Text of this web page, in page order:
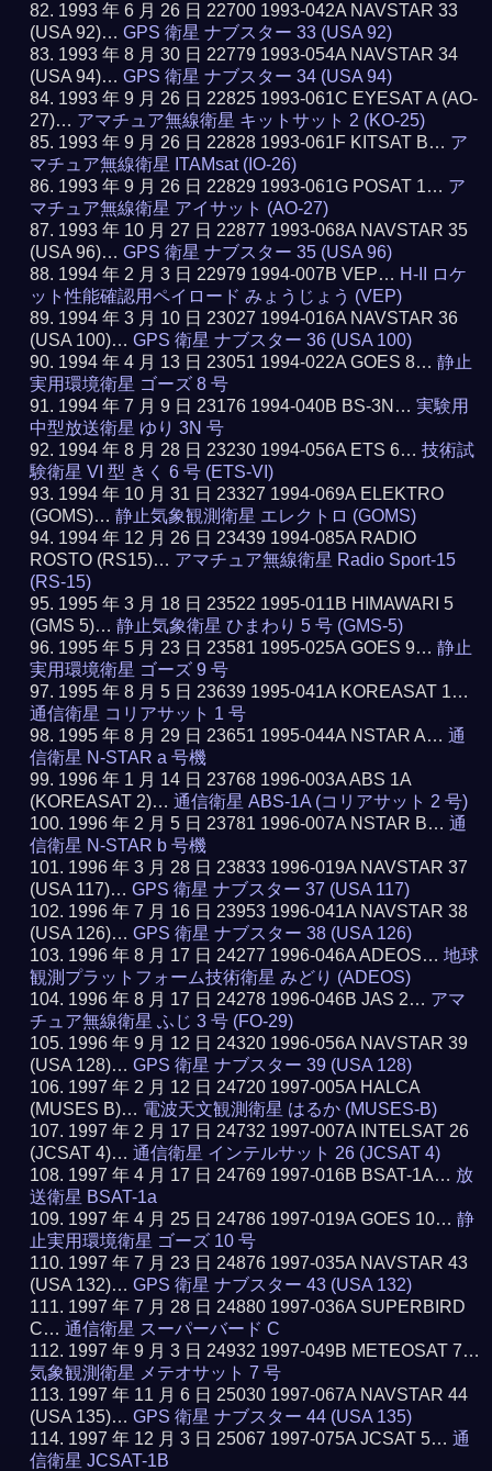
1993 年 6 月 26 日 22700 1993-042A NAVSTAR 33
(USA 92)…GPS 衛星 ナブスター 33 (USA 92)
1993 年 8 月 30 日 22779 1993-054A NAVSTAR 34
(USA 94)…GPS 衛星 ナブスター 34 (USA 94)
1993 年 9 月 26 日 22825 1993-061C EYESAT A (AO-
27)… アマチュア無線衛星 キットサット 2 (KO-25)
1993 年 9 月 26 日 22828 1993-061F KITSAT B… ア
マチュア無線衛星 ITAMsat (IO-26)
1993 年 9 月 26 日 22829 1993-061G POSAT 1… ア
マチュア無線衛星 アイサット (AO-27)
1993 年 10 月 27 日 22877 1993-068A NAVSTAR 35
(USA 96)…GPS 衛星 ナブスター 35 (USA 96)
1994 年 2 月 3 日 22979 1994-007B VEP… H-II ロケ
ット性能確認用ペイロード みょうじょう (VEP)
1994 年 3 月 10 日 23027 1994-016A NAVSTAR 36
(USA 100)…GPS 衛星 ナブスター 36 (USA 100)
1994 年 4 月 13 日 23051 1994-022A GOES 8…静止
実用環境衛星 ゴーズ 8 号
1994 年 7 月 9 日 23176 1994-040B BS-3N…実験用
中型放送衛星 ゆり 3N 号
1994 年 8 月 28 日 23230 1994-056A ETS 6…技術試
験衛星 VI 型 きく 6 号 (ETS-VI)
1994 年 10 月 31 日 23327 1994-069A ELEKTRO
(GOMS)…静止気象観測衛星 エレクトロ (GOMS)
1994 年 12 月 26 日 23439 1994-085A RADIO
ROSTO (RS15)… アマチュア無線衛星 Radio Sport-15
(RS-15)
1995 年 3 月 18 日 23522 1995-011B HIMAWARI 5
(GMS 5)…静止気象衛星 ひまわり 5 号 (GMS-5)
1995 年 5 月 23 日 23581 1995-025A GOES 9…静止
実用環境衛星 ゴーズ 9 号
1995 年 8 月 5 日 23639 1995-041A KOREASAT 1…
通信衛星 コリアサット 1 号
1995 年 8 月 29 日 23651 1995-044A NSTAR A…通
信衛星 N-STAR a 号機
1996 年 1 月 14 日 23768 1996-003A ABS 1A
(KOREASAT 2)…通信衛星 ABS-1A (コリアサット 2 号)
1996 年 2 月 5 日 23781 1996-007A NSTAR B…通
信衛星 N-STAR b 号機
1996 年 3 月 28 日 23833 1996-019A NAVSTAR 37
(USA 117)…GPS 衛星 ナブスター 37 (USA 117)
1996 年 7 月 16 日 23953 1996-041A NAVSTAR 38
(USA 126)…GPS 衛星 ナブスター 38 (USA 126)
1996 年 8 月 17 日 24277 1996-046A ADEOS…地球
観測プラットフォーム技術衛星 みどり (ADEOS)
1996 年 8 月 17 日 24278 1996-046B JAS 2… アマ
チュア無線衛星 ふじ 3 号 (FO-29)
1996 年 9 月 12 日 24320 1996-056A NAVSTAR 39
(USA 128)…GPS 衛星 ナブスター 39 (USA 128)
1997 年 2 月 12 日 24720 1997-005A HALCA
(MUSES B)… 電波天文観測衛星 はるか (MUSES-B)
1997 年 2 月 17 日 24732 1997-007A INTELSAT 26
(JCSAT 4)…通信衛星 インテルサット 26 (JCSAT 4)
1997 年 4 月 17 日 24769 1997-016B BSAT-1A… 放
送衛星 BSAT-1a
1997 年 4 月 25 日 24786 1997-019A GOES 10…静
止実用環境衛星 ゴーズ 10 号
1997 年 7 月 23 日 24876 1997-035A NAVSTAR 43
(USA 132)…GPS 衛星 ナブスター 43 (USA 132)
1997 年 7 月 28 日 24880 1997-036A SUPERBIRD
C…通信衛星 スーパーバード C
1997 年 9 月 3 日 24932 1997-049B METEOSAT 7…
気象観測衛星 メテオサット 7 号
1997 年 11 月 6 日 25030 1997-067A NAVSTAR 44
(USA 135)…GPS 衛星 ナブスター 44 (USA 135)
1997 年 12 月 3 日 25067 1997-075A JCSAT 5…通
信衛星 JCSAT-1B